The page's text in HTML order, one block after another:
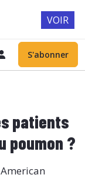
S'abonner
patients
poumon ?
VOIR